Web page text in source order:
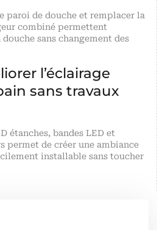
paroi de douche et remplacer la
combiné permettent
sans changement des
l’éclairage
sans travaux
étanches, bandes LED et
permet de créer une ambiance
installable sans toucher